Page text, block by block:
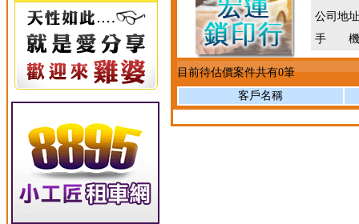
公司地
手 機
目前待估價案件共有0筆
客戶名稱